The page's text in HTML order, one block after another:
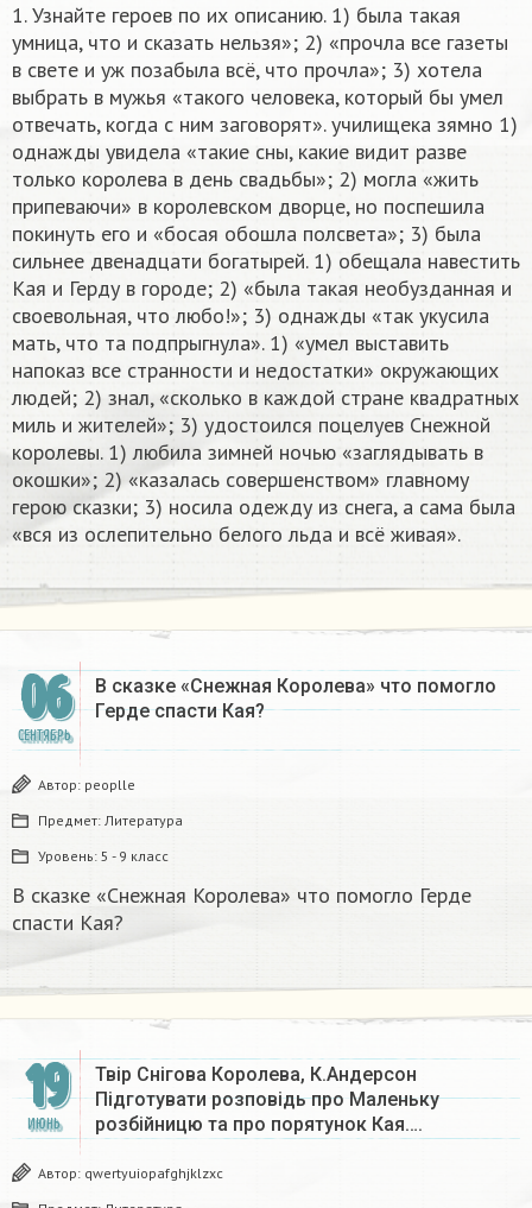
1. Узнайте героев по их описанию. 1) была такая
умница, что и сказать нельзя»; 2) «прочла все газеты
в свете и уж позабыла всё, что прочла»; 3) хотела
выбрать в мужья «такого человека, который бы умел
отвечать, когда с ним заговорят». училищека зямно 1)
однажды увидела «такие сны, какие видит разве
только королева в день свадьбы»; 2) могла «жить
припеваючи» в королевском дворце, но поспешила
покинуть его и «босая обошла полсвета»; 3) была
сильнее двенадцати богатырей. 1) обещала навестить
Кая и Герду в городе; 2) «была такая необузданная и
своевольная, что любо!»; 3) однажды «так укусила
мать, что та подпрыгнула». 1) «умел выставить
напоказ все странности и недостатки» окружающих
людей; 2) знал, «сколько в каждой стране квадратных
миль и жителей»; 3) удостоился поцелуев Снежной
королевы. 1) любила зимней ночью «заглядывать в
окошки»; 2) «казалась совершенством» главному
герою сказки; 3) носила одежду из снега, а сама была
«вся из ослепительно белого льда и всё живая». ​
06
СЕНТЯБРЬ
В сказке «Снежная Королева» что помогло
Герде спасти Кая?
Автор: peoplle
Предмет: Литература
Уровень: 5 - 9 класс
В сказке «Снежная Королева» что помогло Герде
спасти Кая?
19
ИЮНЬ
Твір Снігова Королева, К.Андерсон
Підготувати розповідь про Маленьку
розбійницю та про порятунок Кая….
Автор: qwertyuiopafghjklzxc